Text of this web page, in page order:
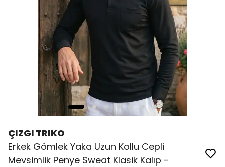
ÇIZGI TRIKO
Erkek Gömlek Yaka Uzun Kollu Cepli
Mevsimlik Penye Sweat Klasik Kalıp -